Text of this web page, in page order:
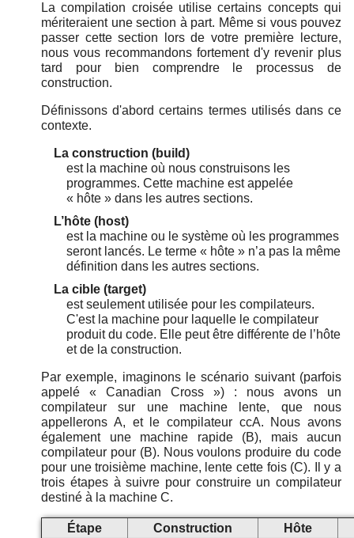
La compilation croisée utilise certains concepts qui
mériteraient une section à part. Même si vous pouvez
passer cette section lors de votre première lecture,
nous vous recommandons fortement d'y revenir plus
tard pour bien comprendre le processus de
construction.
Définissons d'abord certains termes utilisés dans ce
contexte.
La construction (build)
est la machine où nous construisons les
programmes. Cette machine est appelée
« hôte » dans les autres sections.
L’hôte (host)
est la machine ou le système où les programmes
seront lancés. Le terme« hôte » n’a pas la même
définition dans les autres sections.
La cible (target)
est seulement utilisée pour les compilateurs.
C'est la machine pour laquelle le compilateur
produit du code. Elle peut être différente de l’hôte
et de la construction.
Par exemple, imaginons le scénario suivant (parfois
appelé«Canadian Cross ») : nous avons un
compilateur sur une machine lente, que nous
appellerons A, et le compilateur ccA. Nous avons
également une machine rapide (B), mais aucun
compilateur pour (B). Nous voulons produire du code
pour une troisième machine, lente cette fois (C). Il y a
trois étapes à suivre pour construire un compilateur
destiné à la machine C.
Étape Construction Hôte